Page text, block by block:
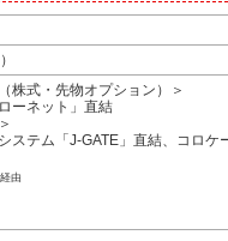
株式・先物オプション）＞
ーネット」直結
ステム「J-GATE」直結、コロケ
由